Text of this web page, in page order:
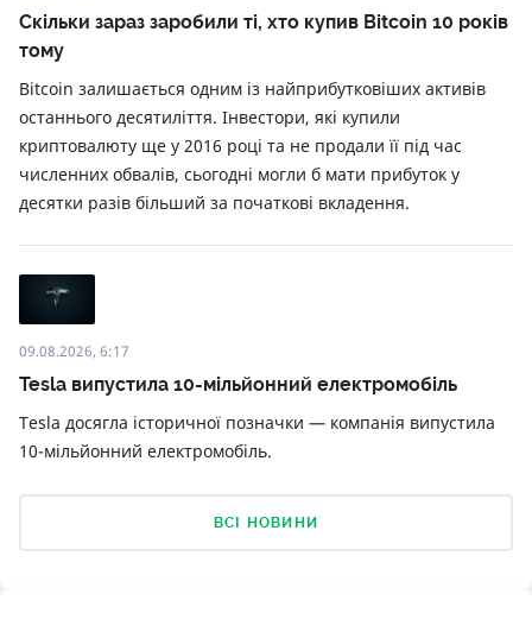
Скільки зараз заробили ті, хто купив Bitcoin 10 років
тому
Bitcoin залишається одним із найприбутковіших активів
останнього десятиліття. Інвестори, які купили
криптовалюту ще у 2016 році та не продали її під час
численних обвалів, сьогодні могли б мати прибуток у
десятки разів більший за початкові вкладення.
09.08.2026, 6:17
Tesla випустила 10-мільйонний електромобіль
Tesla досягла історичної позначки — компанія випустила
10-мільйонний електромобіль.
ВСІ НОВИНИ